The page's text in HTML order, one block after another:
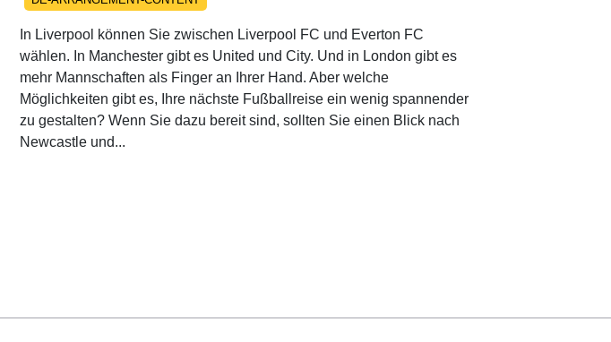
In Liverpool können Sie zwischen Liverpool FC und Everton FC
wählen. In Manchester gibt es United und City. Und in London gibt es
mehr Mannschaften als Finger an Ihrer Hand. Aber welche
Möglichkeiten gibt es, Ihre nächste Fußballreise ein wenig spannender
zu gestalten? Wenn Sie dazu bereit sind, sollten Sie einen Blick nach
Newcastle und...